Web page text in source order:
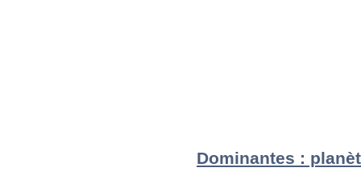
Dominantes :